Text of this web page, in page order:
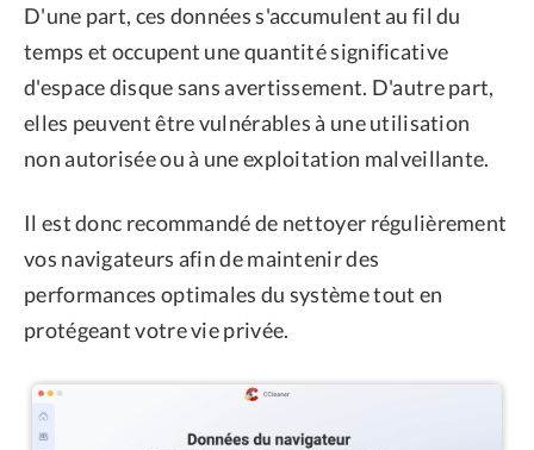
D'une part, ces données s'accumulent au fil du
temps et occupent une quantité significative
d'espace disque sans avertissement. D'autre part,
elles peuvent être vulnérables à une utilisation
non autorisée ou à une exploitation malveillante.
Il est donc recommandé de nettoyer régulièrement
vos navigateurs afin de maintenir des
performances optimales du système tout en
protégeant votre vie privée.